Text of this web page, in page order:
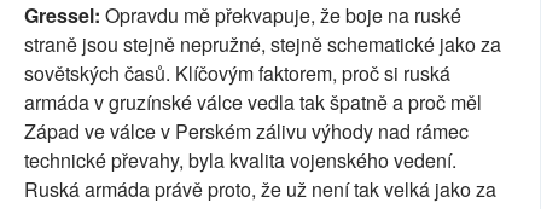
Gressel: Opravdu mě překvapuje, že boje na ruské
straně jsou stejně nepružné, stejně schematické jako za
sovětských časů. Klíčovým faktorem, proč si ruská
armáda v gruzínské válce vedla tak špatně a proč měl
Západ ve válce v Perském zálivu výhody nad rámec
technické převahy, byla kvalita vojenského vedení.
Ruská armáda právě proto, že už není tak velká jako za